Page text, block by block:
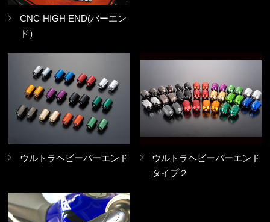
CNC-HIGH END(バーエン
ド）
ウルトラヘビーバーエンド
ウルトラヘビーバーエンド
タイプ２